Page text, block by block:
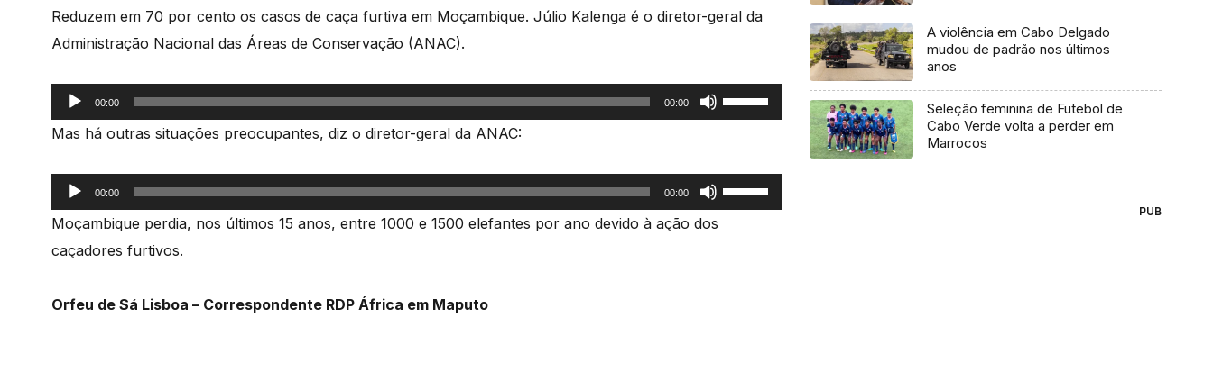
Reduzem em 70 por cento os casos de caça furtiva em Moçambique. Júlio Kalenga é o diretor-geral da
Administração Nacional das Áreas de Conservação (ANAC).
Reprodutor
de
00:00 00:00
Use
as
cima/baixo
Mas há outras situações preocupantes, diz o diretor-geral da ANAC:
Reprodutor
de
00:00 00:00
Use
as
Moçambique perdia, nos últimos 15 anos, entre 1000 e 1500 elefantes por ano devido à ação dos
caçadores furtivos.
Orfeu de Sá Lisboa – Correspondente RDP África em Maputo
A violência em Cabo Delgado
mudou de padrão nos últimos
anos
Seleção feminina de Futebol de
Cabo Verde volta a perder em
Marrocos
PUB